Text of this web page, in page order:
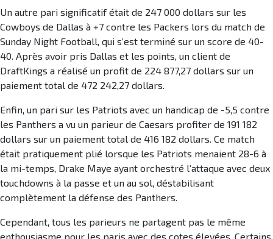
Un autre pari significatif était de 247 000 dollars sur les
Cowboys de Dallas à +7 contre les Packers lors du match de
Sunday Night Football, qui s’est terminé sur un score de 40-
40. Après avoir pris Dallas et les points, un client de
DraftKings a réalisé un profit de 224 877,27 dollars sur un
paiement total de 472 242,27 dollars.
Enfin, un pari sur les Patriots avec un handicap de -5,5 contre
les Panthers a vu un parieur de Caesars profiter de 191 182
dollars sur un paiement total de 416 182 dollars. Ce match
était pratiquement plié lorsque les Patriots menaient 28-6 à
la mi-temps, Drake Maye ayant orchestré l’attaque avec deux
touchdowns à la passe et un au sol, déstabilisant
complètement la défense des Panthers.
Cependant, tous les parieurs ne partagent pas le même
enthousiasme pour les paris avec des cotes élevées. Certains